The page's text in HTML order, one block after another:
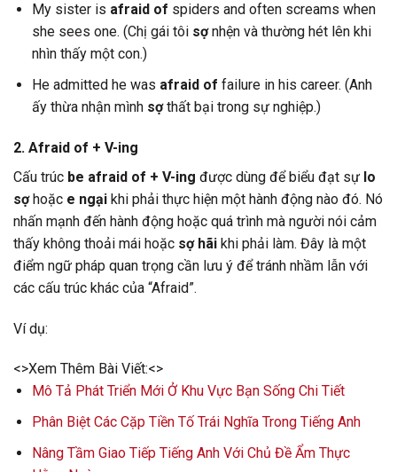
My sister is afraid of spiders and often screams when
she sees one. (Chị gái tôi sợnhện và thường hét lên khi
nhìn thấy một con.)
He admitted he was afraid of failure in his career. (Anh
ấy thừa nhận mình sợthất bại trong sự nghiệp.)
2. Afraid of + V-ing
Cấu trúc be afraid of + V-ing được dùng để biểu đạt sự lo
sợhoặc e ngại khi phải thực hiện một hành động nào đó. Nó
nhấn mạnh đến hành động hoặc quá trình mà người nói cảm
thấy không thoải mái hoặc sợ hãi khi phải làm. Đây là một
điểm ngữ pháp quan trọng cần lưu ý để tránh nhầm lẫn với
các cấu trúc khác của “Afraid”.
Ví dụ:
<>Xem Thêm Bài Viết:<>
Mô Tả Phát Triển Mới Ở Khu Vực Bạn Sống Chi Tiết
Phân Biệt Các Cặp Tiền Tố Trái Nghĩa Trong Tiếng Anh
Nâng Tầm Giao Tiếp Tiếng Anh Với Chủ Đề Ẩm Thực